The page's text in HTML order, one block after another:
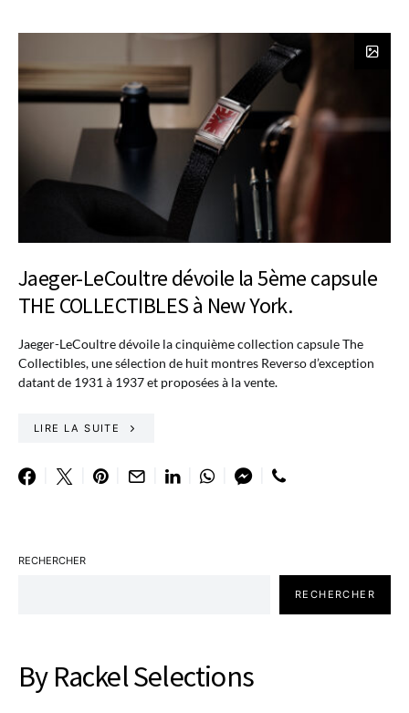
Jaeger-LeCoultre dévoile la 5ème capsule
THE COLLECTIBLES à New York.
Jaeger-LeCoultre dévoile la cinquième collection capsule The
Collectibles, une sélection de huit montres Reverso d’exception
datant de 1931 à 1937 et proposées à la vente.
LIRE LA SUITE
RECHERCHER
RECHERCHER
By Rackel Selections